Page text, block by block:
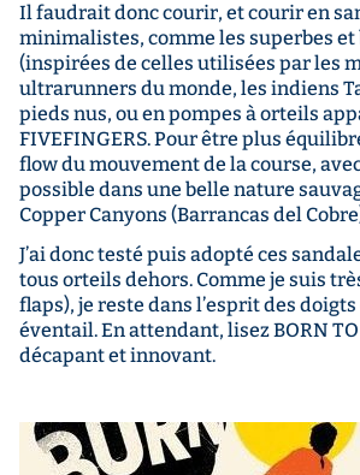
Il faudrait donc courir, et courir en
minimalistes, comme les superbes
(inspirées de celles utilisées par les
ultrarunners du monde, les indiens
pieds nus, ou en pompes à orteils
FIVEFINGERS. Pour être plus
flow du mouvement de la course,
possible dans une belle nature
Copper Canyons (Barrancas del
J’ai donc testé puis adopté ces
tous orteils dehors. Comme je suis
flaps), je reste dans l’esprit des
éventail. En attendant, lisez BORN TO
décapant et innovant.